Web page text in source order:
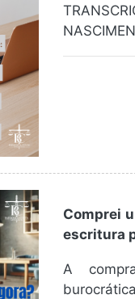
Comprei
escritura
A